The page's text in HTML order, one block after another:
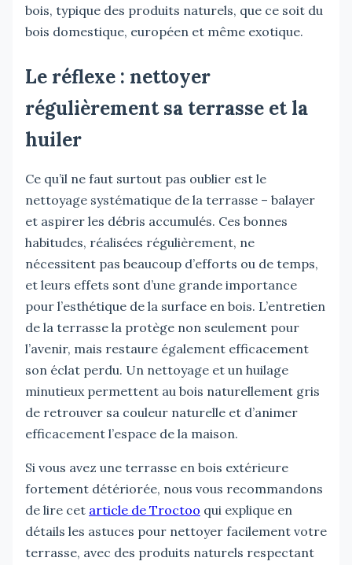
bois, typique des produits naturels, que ce soit du
bois domestique, européen et même exotique.
Le réflexe : nettoyer
régulièrement sa terrasse et la
huiler
Ce qu’il ne faut surtout pas oublier est le
nettoyage systématique de la terrasse – balayer
et aspirer les débris accumulés. Ces bonnes
habitudes, réalisées régulièrement, ne
nécessitent pas beaucoup d’efforts ou de temps,
et leurs effets sont d’une grande importance
pour l’esthétique de la surface en bois. L’entretien
de la terrasse la protège non seulement pour
l’avenir, mais restaure également efficacement
son éclat perdu. Un nettoyage et un huilage
minutieux permettent au bois naturellement gris
de retrouver sa couleur naturelle et d’animer
efficacement l’espace de la maison.
Si vous avez une terrasse en bois extérieure
fortement détériorée, nous vous recommandons
de lire cet article de Troctoo qui explique en
détails les astuces pour nettoyer facilement votre
terrasse, avec des produits naturels respectant